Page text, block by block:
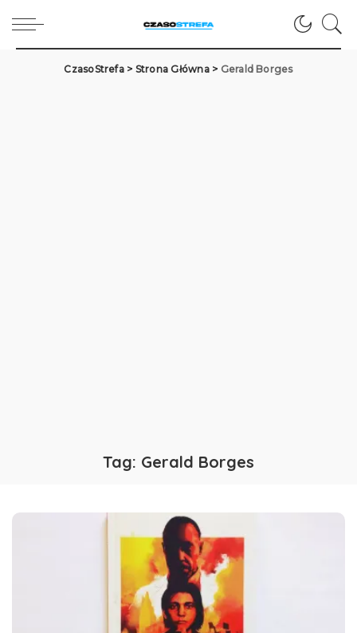
CzasoStrefa> Strona Główna> Gerald Borges
Tag: Gerald Borges